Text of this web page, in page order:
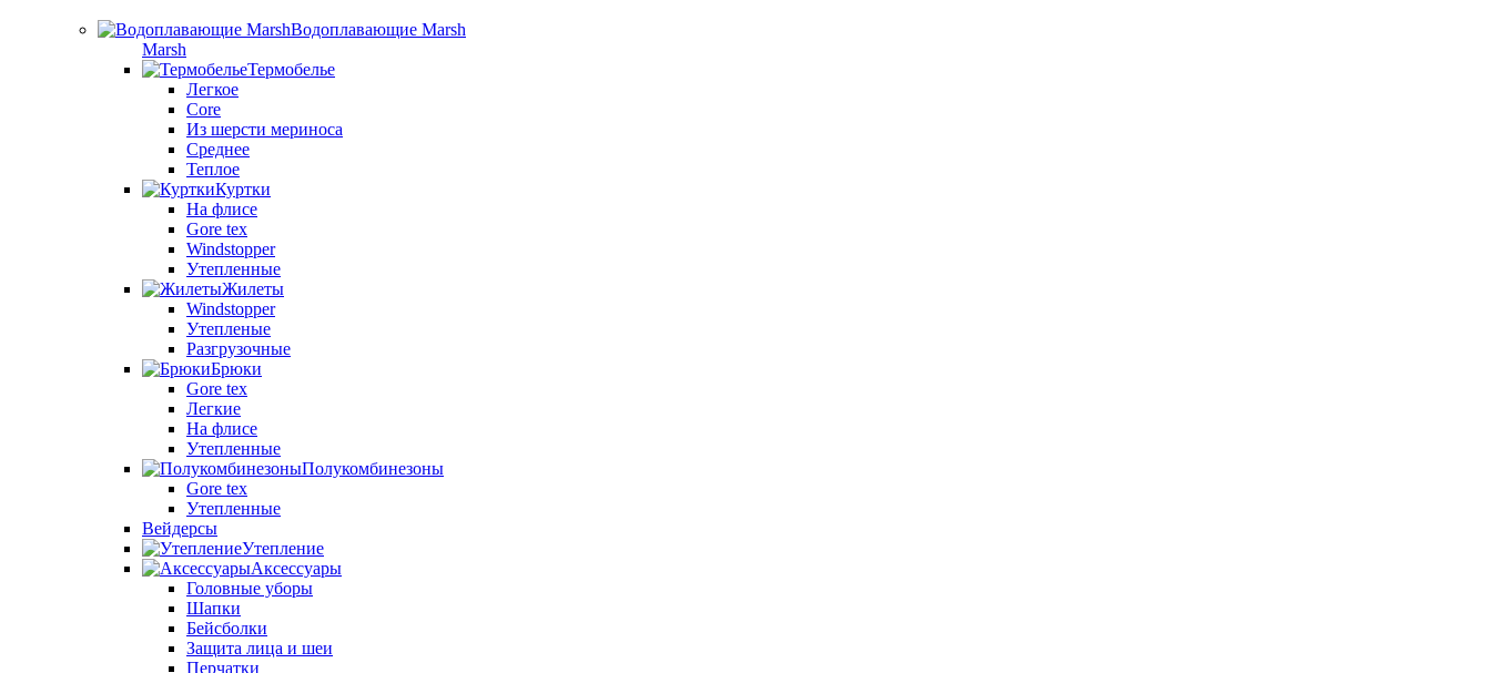
Водоплавающие Marsh
Marsh
Термобелье
Легкое
Core
Из шерсти мериноса
Среднее
Теплое
Куртки
На флисе
Gore tex
Windstopper
Утепленные
Жилеты
Windstopper
Утепленые
Разгрузочные
Брюки
Gore tex
Легкие
На флисе
Утепленные
Полукомбинезоны
Gore tex
Утепленные
Вейдерсы
Утепление
Аксессуары
Головные уборы
Шапки
Бейсболки
Защита лица и шеи
Перчатки